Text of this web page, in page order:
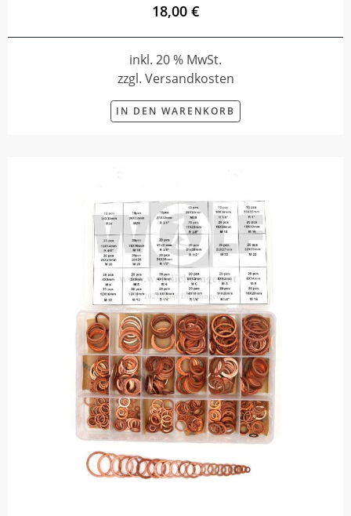
18,00 €
inkl. 20 % MwSt.
zzgl. Versandkosten
IN DEN WARENKORB